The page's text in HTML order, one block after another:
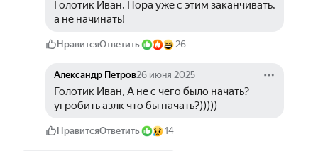
Голотик Иван, Пора уже с этим заканчивать,
а не начинать!
НравитсяОтветить 26
Александр Петров26 июня 2025
Голотик Иван, А не с чего было начать?
угробить азлк что бы начать?)))))
НравитсяОтветить 14